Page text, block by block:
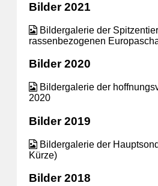
Bilder 2021
Bildergalerie der
rassenbezogenen
Bilder 2020
Bildergalerie der
2020
Bilder 2019
Bildergalerie der
Kürze)
Bilder 2018